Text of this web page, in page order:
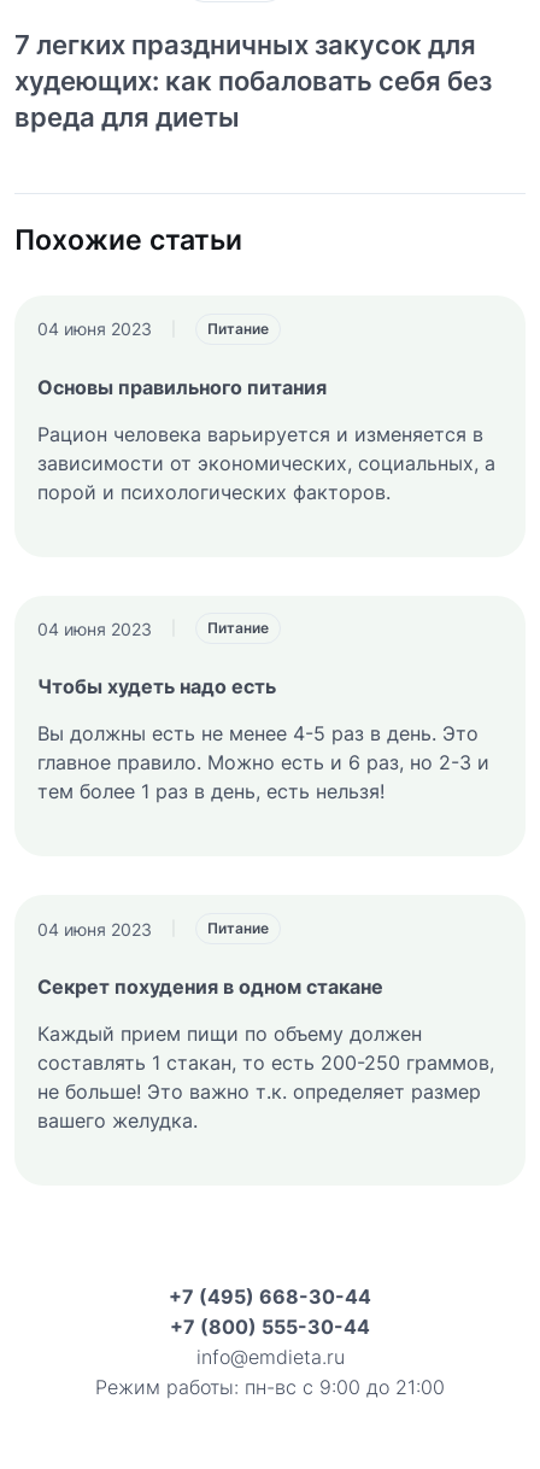
7 легких праздничных закусок для
худеющих: как побаловать себя без
вреда для диеты
Похожие статьи
04 июня 2023 Питание
Основы правильного питания
Рацион человека варьируется и изменяется в
зависимости от экономических, социальных, а
порой и психологических факторов.
04 июня 2023 Питание
Чтобы худеть надо есть
Вы должны есть не менее 4-5 раз в день. Это
главное правило. Можно есть и 6 раз, но 2-3 и
тем более 1 раз в день, есть нельзя!
04 июня 2023 Питание
Секрет похудения в одном стакане
Каждый прием пищи по объему должен
составлять 1 стакан, то есть 200-250 граммов,
не больше! Это важно т.к. определяет размер
вашего желудка.
+7 (495) 668-30-44
+7 (800) 555-30-44
info@emdieta.ru
Режим работы: пн-вс с 9:00 до 21:00